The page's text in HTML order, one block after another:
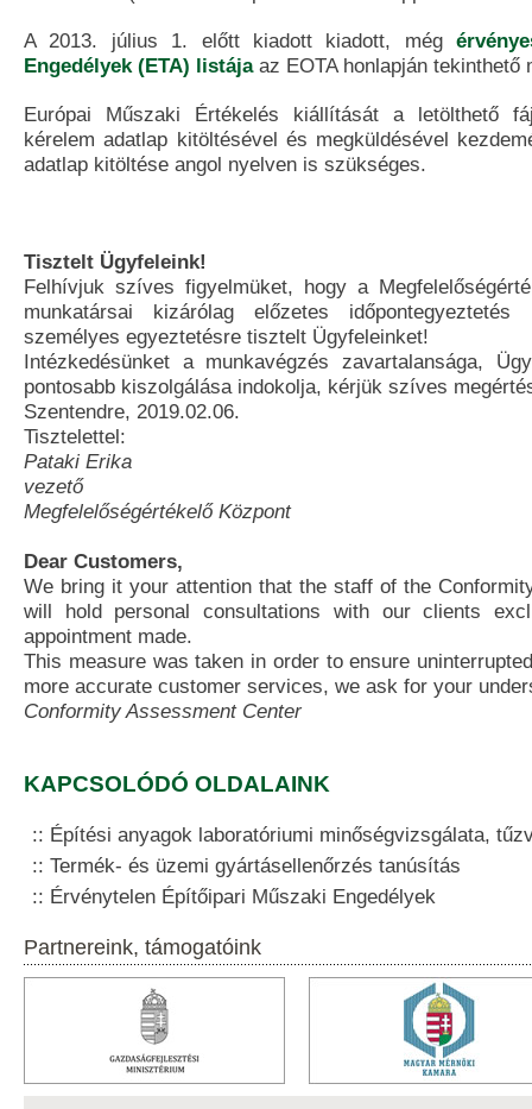
A 2013. július 1. előtt kiadott kiadott, még
Engedélyek (ETA) listájaaz EOTA honlapján tekinthető
Európai Műszaki Értékelés kiállítását a letölthető
kérelem adatlap kitöltésével és megküldésével
adatlap kitöltése angol nyelven is szükséges.
Tisztelt Ügyfeleink!
Felhívjuk szíves figyelmüket, hogy a
munkatársai kizárólag előzetes időpontegyeztetés
személyes egyeztetésre tisztelt Ügyfeleinket!
Intézkedésünket a munkavégzés zavartalansága,
pontosabb kiszolgálása indokolja, kérjük szíves
Szentendre, 2019.02.06.
Tisztelettel:
Pataki Erika
vezető
Megfelelőségértékelő Központ
Dear Customers,
We bring it your attention that the staff of the
will hold personal consultations with our clients
appointment made.
This measure was taken in order to ensure
more accurate customer services, we ask for your
Conformity Assessment Center
KAPCSOLÓDÓ OLDALAINK
Építési anyagok laboratóriumi minőségvizsgálata,
Termék- és üzemi gyártásellenőrzés tanúsítás
Érvénytelen Építőipari Műszaki Engedélyek
Partnereink, támogatóink